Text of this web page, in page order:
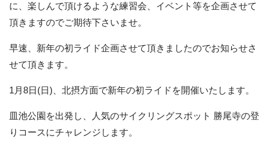
に、楽しんで頂けるような練習会、イベント等を企画させて
頂きますのでご期待下さいませ。
早速、新年の初ライド企画させて頂きましたのでお知らせさ
せて頂きます。
1月8日(日)、北摂方面で新年の初ライドを開催いたします。
皿池公園を出発し、人気のサイクリングスポット 勝尾寺の登
りコースにチャレンジします。